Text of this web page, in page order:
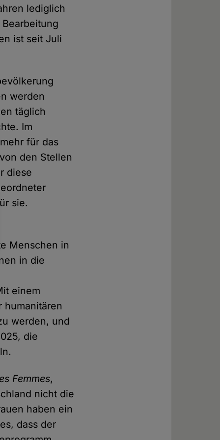
lediglich
ist seit Juli
werden
täglich
Im
für das
den Stellen
diese
sie.
Menschen in
in die
einem
humanitären
werden, und
die
Femmes,
nicht die
haben ein
dass der